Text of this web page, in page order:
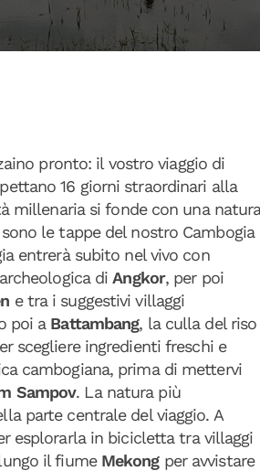
pronto: il vostro viaggio di
16 giorni straordinari alla
millenaria si fonde con una natura
le tappe del nostro Cambogia
entrerà subito nel vivo con
diAngkor, per poi
e tra i suggestivi villaggi
poi a Battambang, la culla del riso
scegliere ingredienti freschi e
cambogiana, prima di mettervi
Sampov. La natura più
parte centrale del viaggio. A
esplorarla in bicicletta tra villaggi
il fiume Mekong per avvistare